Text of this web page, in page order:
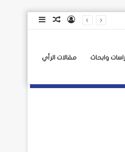
إضافةمقالتسجيل
وابحاث مقالات الرأي